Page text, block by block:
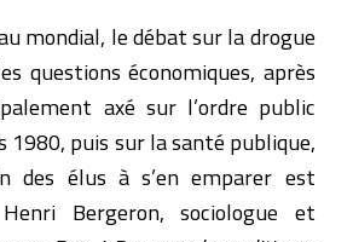
mondial, le débat sur la drogue
questions économiques, après
axé sur l’ordre public
1980, puis sur la santé publique,
des élus à s’en emparer est
Bergeron, sociologue et